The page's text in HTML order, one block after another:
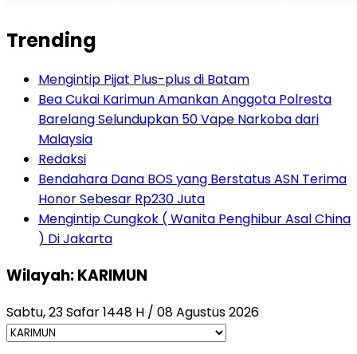
Trending
Mengintip Pijat Plus-plus di Batam
Bea Cukai Karimun Amankan Anggota Polresta
Barelang Selundupkan 50 Vape Narkoba dari
Malaysia
Redaksi
Bendahara Dana BOS yang Berstatus ASN Terima
Honor Sebesar Rp230 Juta
Mengintip Cungkok ( Wanita Penghibur Asal China
) Di Jakarta
Wilayah: KARIMUN
Sabtu, 23 Safar 1448 H / 08 Agustus 2026